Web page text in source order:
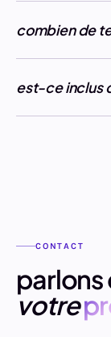
combien de
est-ce inclus
CONTACT
parlons
votre